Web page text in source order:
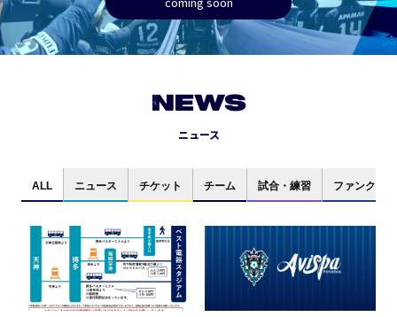
NEWS
ニュース
ALL ニュース チケット チーム 試合・練習 ファンクラブ